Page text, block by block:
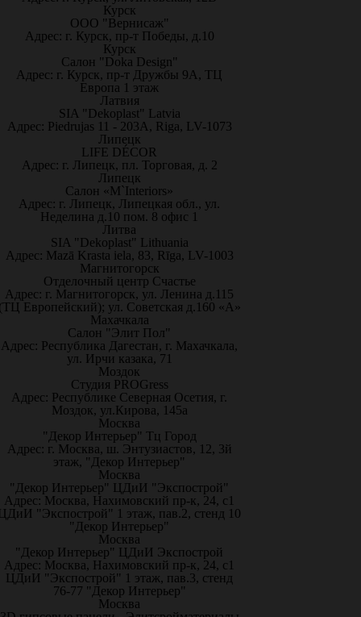
Курск
ООО "Вернисаж"
Адрес: г. Курск, пр-т Победы, д.10
Курск
Салон "Doka Design"
Адрес: г. Курск, пр-т Дружбы 9А, ТЦ
Европа 1 этаж
Латвия
SIA "Dekoplast" Latvia
Адрес: Piedrujas 11 - 203A, Riga, LV-1073
Липецк
LIFE DÉCOR
Адрес: г. Липецк, пл. Торговая, д. 2
Липецк
Салон «M`Interiors»
Адрес: г. Липецк, Липецкая обл., ул.
Неделина д.10 пом. 8 офис 1
Литва
SIA "Dekoplast" Lithuania
Адрес: Mazā Krasta iela, 83, Rīga, LV-1003
Магнитогорск
Отделочный центр Счастье
Адрес: г. Магнитогорск, ул. Ленина д.115
Европейский); ул. Советская д.160 «А»
Махачкала
Салон "Элит Пол"
Адрес: Республика Дагестан, г. Махачкала,
ул. Ирчи казака, 71
Моздок
Студия PROGress
Адрес: Республике Северная Осетия, г.
Моздок, ул.Кирова, 145а
Москва
"Декор Интерьер" Тц Город
Адрес: г. Москва, ш. Энтузиастов, 12, 3й
этаж, "Декор Интерьер"
Москва
"Декор Интерьер" ЦДиИ "Экспострой"
Адрес: Москва, Нахимовский пр-к, 24, с1
"Экспострой" 1 этаж, пав.2, стенд 10
"Декор Интерьер"
Москва
"Декор Интерьер" ЦДиИ Экспострой
Адрес: Москва, Нахимовский пр-к, 24, с1
ЦДиИ "Экспострой" 1 этаж, пав.3, стенд
76-77 "Декор Интерьер"
Москва